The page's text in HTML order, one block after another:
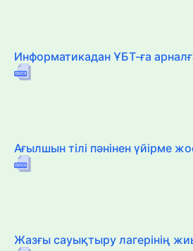
Информатикадан ҰБТ-ға
Ағылшын тілі пәнінен үйірме
Жазғы сауықтыру лагерінің